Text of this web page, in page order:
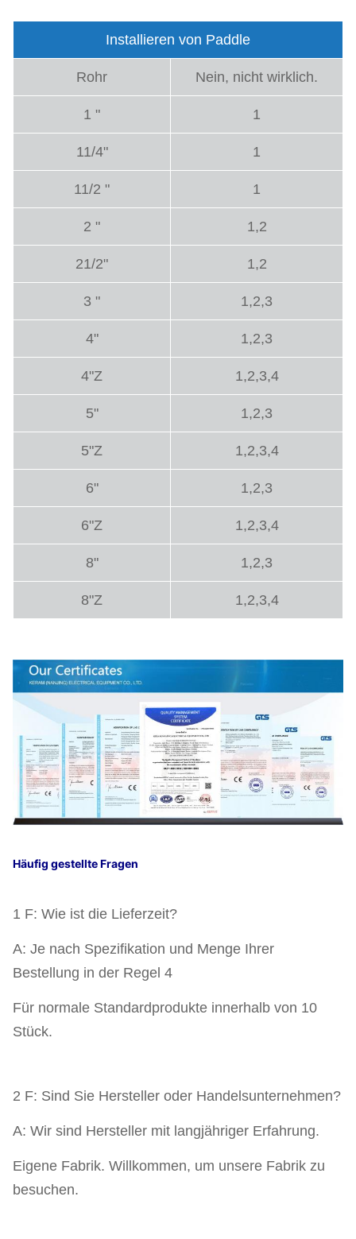
Installieren von Paddle
Rohr Nein, nicht wirklich.
1 " 1
11/4" 1
11/2 " 1
2 " 1,2
21/2" 1,2
3 " 1,2,3
4" 1,2,3
4"Z 1,2,3,4
5" 1,2,3
5"Z 1,2,3,4
6" 1,2,3
6"Z 1,2,3,4
8" 1,2,3
8"Z 1,2,3,4
Häufig gestellte Fragen
1 F: Wie ist die Lieferzeit?
A: Je nach Spezifikation und Menge Ihrer
Bestellung in der Regel 4
Für normale Standardprodukte innerhalb von 10
Stück.
2 F: Sind Sie Hersteller oder Handelsunternehmen?
A: Wir sind Hersteller mit langjähriger Erfahrung.
Eigene Fabrik. Willkommen, um unsere Fabrik zu
besuchen.